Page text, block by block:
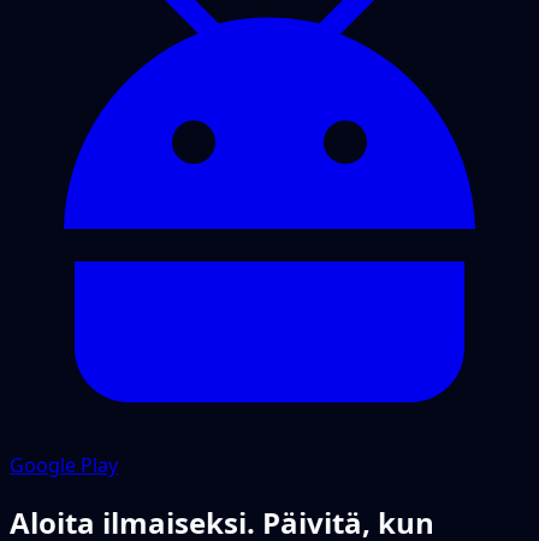
Google Play
Aloita ilmaiseksi. Päivitä, kun